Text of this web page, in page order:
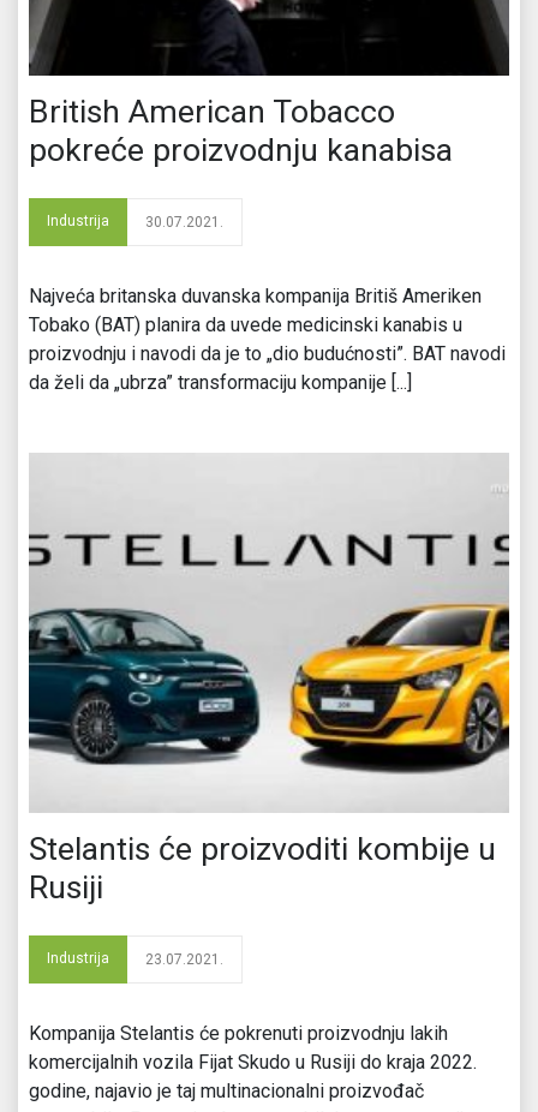
British American Tobacco
pokreće proizvodnju kanabisa
Industrija 30.07.2021.
Najveća britanska duvanska kompanija Britiš Ameriken
Tobako (BAT) planira da uvede medicinski kanabis u
proizvodnju i navodi da je to „dio budućnosti”. BAT navodi
da želi da „ubrza” transformaciju kompanije [...]
Stelantis će proizvoditi kombije u
Rusiji
Industrija 23.07.2021.
Kompanija Stelantis će pokrenuti proizvodnju lakih
komercijalnih vozila Fijat Skudo u Rusiji do kraja 2022.
godine, najavio je taj multinacionalni proizvođač